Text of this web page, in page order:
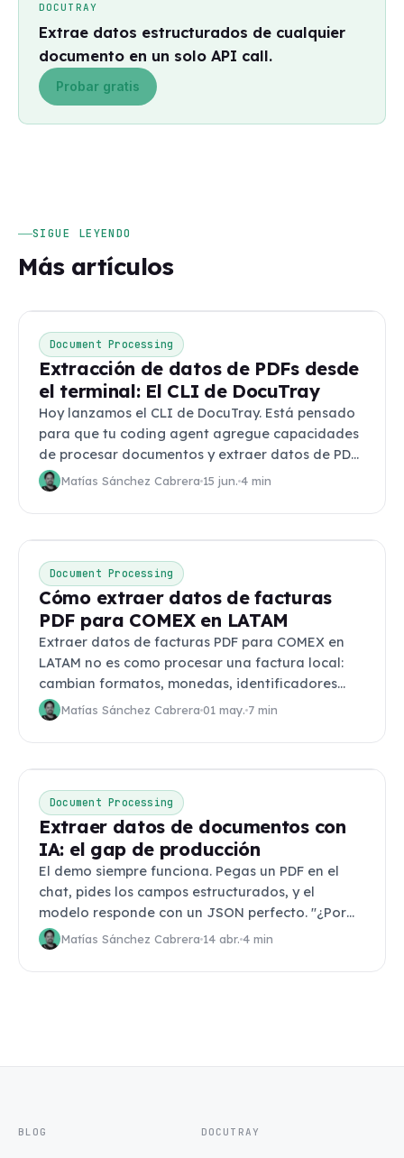
DOCUTRAY
Extrae datos estructurados de cualquier
documento en un solo API call.
Probar gratis
SIGUE LEYENDO
Más artículos
Document Processing
Extracción de datos de PDFs desde
el terminal: El CLI de DocuTray
Hoy lanzamos el CLI de DocuTray. Está pensado
para que tu coding agent agregue capacidades
de procesar documentos y extraer datos de PDF
en tu aplicación, dándole la
Matías Sánchez Cabrera 15 jun. 4 min
Document Processing
Cómo extraer datos de facturas
PDF para COMEX en LATAM
Extraer datos de facturas PDF para COMEX en
LATAM no es como procesar una factura local:
cambian formatos, monedas, identificadores
fiscales y los line items vienen por cientos. Cómo
resolverlo con un schema único y un par de
líneas de código.
Matías Sánchez Cabrera 01 may. 7 min
Document Processing
Extraer datos de documentos con
IA: el gap de producción
El demo siempre funciona. Pegas un PDF en el
chat, pides los campos estructurados, y el
modelo responde con un JSON perfecto. "¿Por
qué no hacemos esto
Matías Sánchez Cabrera 14 abr. 4 min
BLOG DOCUTRAY